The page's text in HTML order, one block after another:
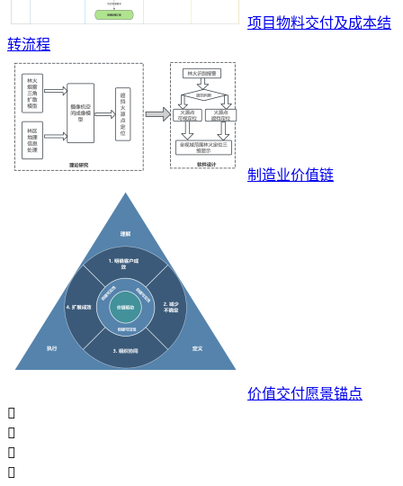
项目物料交付及成本结
转流程
制造业价值链
价值交付愿景锚点



